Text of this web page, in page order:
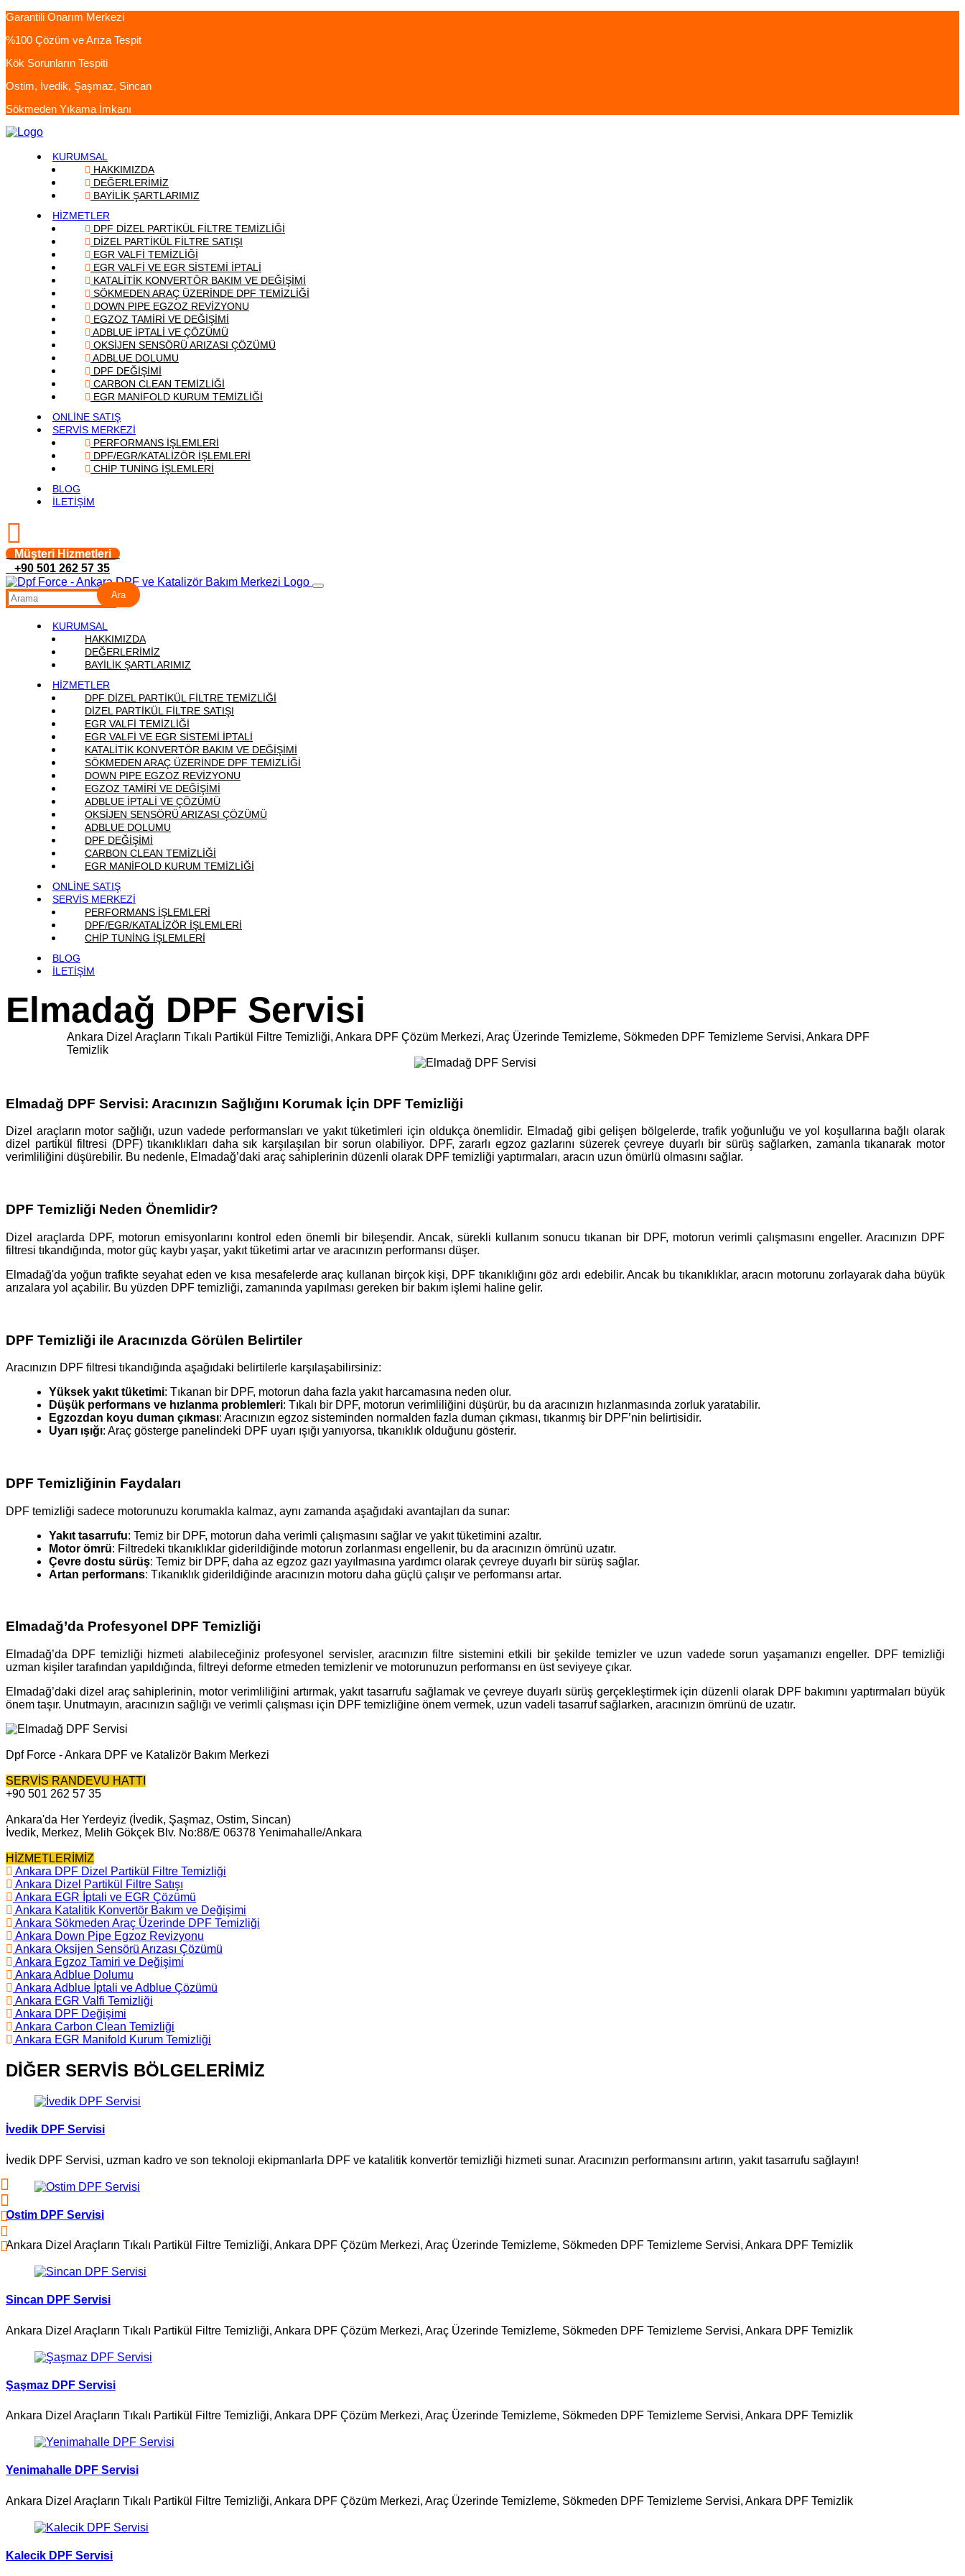
Garantili Onarım Merkezi
%100 Çözüm ve Arıza Tespit
Kök Sorunların Tespiti
Ostim, İvedik, Şaşmaz, Sincan
Sökmeden Yıkama İmkanı
KURUMSAL
HAKKIMIZDA
DEĞERLERİMİZ
BAYİLİK ŞARTLARIMIZ
HİZMETLER
DPF DİZEL PARTİKÜL FİLTRE TEMİZLİĞİ
DİZEL PARTİKÜL FİLTRE SATIŞI
EGR VALFİ TEMİZLİĞİ
EGR VALFİ VE EGR SİSTEMİ İPTALİ
KATALİTİK KONVERTÖR BAKIM VE DEĞİŞİMİ
SÖKMEDEN ARAÇ ÜZERİNDE DPF TEMİZLİĞİ
DOWN PIPE EGZOZ REVİZYONU
EGZOZ TAMİRİ VE DEĞİŞİMİ
ADBLUE İPTALİ VE ÇÖZÜMÜ
OKSİJEN SENSÖRÜ ARIZASI ÇÖZÜMÜ
ADBLUE DOLUMU
DPF DEĞİŞİMİ
CARBON CLEAN TEMİZLİĞİ
EGR MANİFOLD KURUM TEMİZLİĞİ
ONLİNE SATIŞ
SERVİS MERKEZİ
PERFORMANS İŞLEMLERİ
DPF/EGR/KATALİZÖR İŞLEMLERİ
CHİP TUNİNG İŞLEMLERİ
BLOG
İLETİŞİM
Müşteri Hizmetleri
+90 501 262 57 35
Ara
KURUMSAL
HAKKIMIZDA
DEĞERLERİMİZ
BAYİLİK ŞARTLARIMIZ
HİZMETLER
DPF DİZEL PARTİKÜL FİLTRE TEMİZLİĞİ
DİZEL PARTİKÜL FİLTRE SATIŞI
EGR VALFİ TEMİZLİĞİ
EGR VALFİ VE EGR SİSTEMİ İPTALİ
KATALİTİK KONVERTÖR BAKIM VE DEĞİŞİMİ
SÖKMEDEN ARAÇ ÜZERİNDE DPF TEMİZLİĞİ
DOWN PIPE EGZOZ REVİZYONU
EGZOZ TAMİRİ VE DEĞİŞİMİ
ADBLUE İPTALİ VE ÇÖZÜMÜ
OKSİJEN SENSÖRÜ ARIZASI ÇÖZÜMÜ
ADBLUE DOLUMU
DPF DEĞİŞİMİ
CARBON CLEAN TEMİZLİĞİ
EGR MANİFOLD KURUM TEMİZLİĞİ
ONLİNE SATIŞ
SERVİS MERKEZİ
PERFORMANS İŞLEMLERİ
DPF/EGR/KATALİZÖR İŞLEMLERİ
CHİP TUNİNG İŞLEMLERİ
BLOG
İLETİŞİM
Elmadağ DPF Servisi
Ankara Dizel Araçların Tıkalı Partikül Filtre Temizliği, Ankara DPF Çözüm Merkezi, Araç Üzerinde Temizleme, Sökmeden DPF Temizleme Servisi, Ankara DPF
Temizlik
Elmadağ DPF Servisi: Aracınızın Sağlığını Korumak İçin DPF Temizliği
Dizel araçların motor sağlığı, uzun vadede performansları ve yakıt tüketimleri için oldukça önemlidir. Elmadağ gibi gelişen bölgelerde, trafik yoğunluğu ve yol koşullarına bağlı olarak
dizel partikül filtresi (DPF) tıkanıklıkları daha sık karşılaşılan bir sorun olabiliyor. DPF, zararlı egzoz gazlarını süzerek çevreye duyarlı bir sürüş sağlarken, zamanla tıkanarak motor
verimliliğini düşürebilir. Bu nedenle, Elmadağ’daki araç sahiplerinin düzenli olarak DPF temizliği yaptırmaları, aracın uzun ömürlü olmasını sağlar.
DPF Temizliği Neden Önemlidir?
Dizel araçlarda DPF, motorun emisyonlarını kontrol eden önemli bir bileşendir. Ancak, sürekli kullanım sonucu tıkanan bir DPF, motorun verimli çalışmasını engeller. Aracınızın DPF
filtresi tıkandığında, motor güç kaybı yaşar, yakıt tüketimi artar ve aracınızın performansı düşer.
Elmadağ'da yoğun trafikte seyahat eden ve kısa mesafelerde araç kullanan birçok kişi, DPF tıkanıklığını göz ardı edebilir. Ancak bu tıkanıklıklar, aracın motorunu zorlayarak daha büyük
arızalara yol açabilir. Bu yüzden DPF temizliği, zamanında yapılması gereken bir bakım işlemi haline gelir.
DPF Temizliği ile Aracınızda Görülen Belirtiler
Aracınızın DPF filtresi tıkandığında aşağıdaki belirtilerle karşılaşabilirsiniz:
Yüksek yakıt tüketimi: Tıkanan bir DPF, motorun daha fazla yakıt harcamasına neden olur.
Düşük performans ve hızlanma problemleri: Tıkalı bir DPF, motorun verimliliğini düşürür, bu da aracınızın hızlanmasında zorluk yaratabilir.
Egzozdan koyu duman çıkması: Aracınızın egzoz sisteminden normalden fazla duman çıkması, tıkanmış bir DPF’nin belirtisidir.
Uyarı ışığı: Araç gösterge panelindeki DPF uyarı ışığı yanıyorsa, tıkanıklık olduğunu gösterir.
DPF Temizliğinin Faydaları
DPF temizliği sadece motorunuzu korumakla kalmaz, aynı zamanda aşağıdaki avantajları da sunar:
Yakıt tasarrufu: Temiz bir DPF, motorun daha verimli çalışmasını sağlar ve yakıt tüketimini azaltır.
Motor ömrü: Filtredeki tıkanıklıklar giderildiğinde motorun zorlanması engellenir, bu da aracınızın ömrünü uzatır.
Çevre dostu sürüş: Temiz bir DPF, daha az egzoz gazı yayılmasına yardımcı olarak çevreye duyarlı bir sürüş sağlar.
Artan performans: Tıkanıklık giderildiğinde aracınızın motoru daha güçlü çalışır ve performansı artar.
Elmadağ’da Profesyonel DPF Temizliği
Elmadağ’da DPF temizliği hizmeti alabileceğiniz profesyonel servisler, aracınızın filtre sistemini etkili bir şekilde temizler ve uzun vadede sorun yaşamanızı engeller. DPF temizliği
uzman kişiler tarafından yapıldığında, filtreyi deforme etmeden temizlenir ve motorunuzun performansı en üst seviyeye çıkar.
Elmadağ’daki dizel araç sahiplerinin, motor verimliliğini artırmak, yakıt tasarrufu sağlamak ve çevreye duyarlı sürüş gerçekleştirmek için düzenli olarak DPF bakımını yaptırmaları büyük
önem taşır. Unutmayın, aracınızın sağlığı ve verimli çalışması için DPF temizliğine önem vermek, uzun vadeli tasarruf sağlarken, aracınızın ömrünü de uzatır.
Dpf Force - Ankara DPF ve Katalizör Bakım Merkezi
SERVİS RANDEVU HATTI
+90 501 262 57 35
Ankara'da Her Yerdeyiz (İvedik, Şaşmaz, Ostim, Sincan)
İvedik, Merkez, Melih Gökçek Blv. No:88/E 06378 Yenimahalle/Ankara
HİZMETLERİMİZ
Ankara DPF Dizel Partikül Filtre Temizliği
Ankara Dizel Partikül Filtre Satışı
Ankara EGR İptali ve EGR Çözümü
Ankara Katalitik Konvertör Bakım ve Değişimi
Ankara Sökmeden Araç Üzerinde DPF Temizliği
Ankara Down Pipe Egzoz Revizyonu
Ankara Oksijen Sensörü Arızası Çözümü
Ankara Egzoz Tamiri ve Değişimi
Ankara Adblue Dolumu
Ankara Adblue İptali ve Adblue Çözümü
Ankara EGR Valfi Temizliği
Ankara DPF Değişimi
Ankara Carbon Clean Temizliği
Ankara EGR Manifold Kurum Temizliği
DİĞER SERVİS BÖLGELERİMİZ
İvedik DPF Servisi
İvedik DPF Servisi, uzman kadro ve son teknoloji ekipmanlarla DPF ve katalitik konvertör temizliği hizmeti sunar. Aracınızın performansını artırın, yakıt tasarrufu sağlayın!
Ostim DPF Servisi
Ankara Dizel Araçların Tıkalı Partikül Filtre Temizliği, Ankara DPF Çözüm Merkezi, Araç Üzerinde Temizleme, Sökmeden DPF Temizleme Servisi, Ankara DPF Temizlik
Sincan DPF Servisi
Ankara Dizel Araçların Tıkalı Partikül Filtre Temizliği, Ankara DPF Çözüm Merkezi, Araç Üzerinde Temizleme, Sökmeden DPF Temizleme Servisi, Ankara DPF Temizlik
Şaşmaz DPF Servisi
Ankara Dizel Araçların Tıkalı Partikül Filtre Temizliği, Ankara DPF Çözüm Merkezi, Araç Üzerinde Temizleme, Sökmeden DPF Temizleme Servisi, Ankara DPF Temizlik
Yenimahalle DPF Servisi
Ankara Dizel Araçların Tıkalı Partikül Filtre Temizliği, Ankara DPF Çözüm Merkezi, Araç Üzerinde Temizleme, Sökmeden DPF Temizleme Servisi, Ankara DPF Temizlik
Kalecik DPF Servisi